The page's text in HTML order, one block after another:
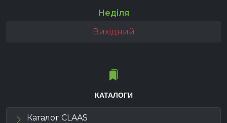
Неділя
Вихідний
КАТАЛОГИ
Каталог CLAAS